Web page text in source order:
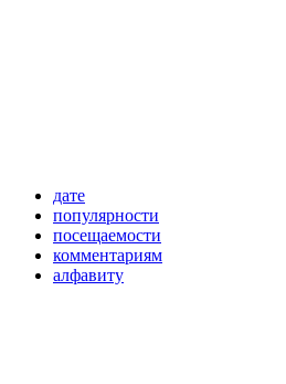
дате
популярности
посещаемости
комментариям
алфавиту